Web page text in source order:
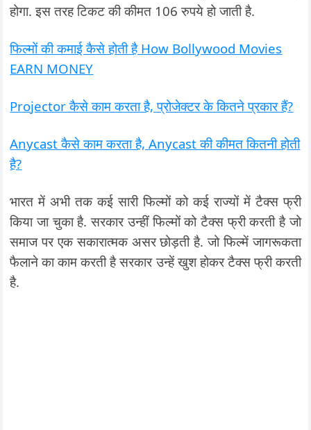
होगा. इस तरह टिकट की कीमत 106 रुपये हो जाती है.
फिल्मों की कमाई कैसे होती है How Bollywood Movies
EARN MONEY
Projector कैसे काम करता है, प्रोजेक्टर के कितने प्रकार हैं?
Anycast कैसे काम करता है, Anycast की कीमत कितनी होती
है?
भारत में अभी तक कई सारी फिल्मों को कई राज्यों में टैक्स फ्री
किया जा चुका है. सरकार उन्हीं फिल्मों को टैक्स फ्री करती है जो
समाज पर एक सकारात्मक असर छोड़ती है. जो फिल्में जागरूकता
फैलाने का काम करती है सरकार उन्हें खुश होकर टैक्स फ्री करती
है.